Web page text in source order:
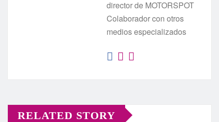
director de MOTORSPOT
Colaborador con otros
medios especializados
RELATED STORY